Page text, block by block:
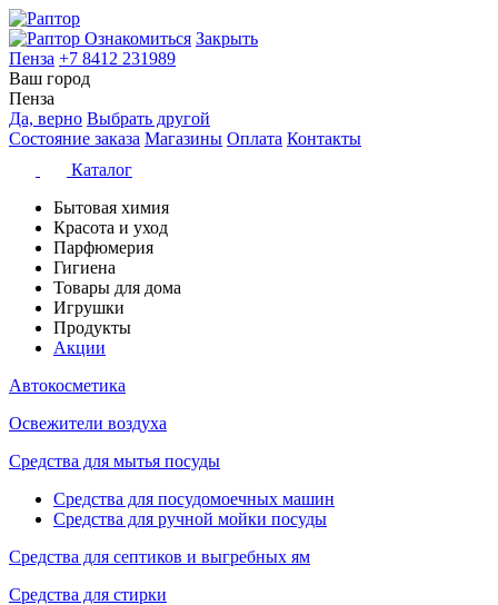
Ознакомиться Закрыть
Пенза +7 8412 231989
Ваш город
Пенза
Да, верно Выбрать другой
Состояние заказа Магазины Оплата Контакты
Каталог
Бытовая химия
Красота и уход
Парфюмерия
Гигиена
Товары для дома
Игрушки
Продукты
Акции
Автокосметика
Освежители воздуха
Средства для мытья посуды
Средства для посудомоечных машин
Средства для ручной мойки посуды
Средства для септиков и выгребных ям
Средства для стирки